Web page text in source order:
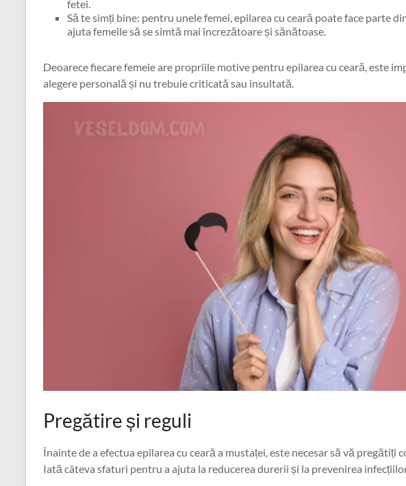
fetei.
Să te simți bine: pentru unele femei, epilarea cu ceară poate face parte
ajuta femeile să se simtă mai încrezătoare și sănătoase.
Deoarece fiecare femeie are propriile motive pentru epilarea cu ceară, este
alegere personală și nu trebuie criticată sau insultată.
Pregătire și reguli
Înainte de a efectua epilarea cu ceară a mustaței, este necesar să vă
Iată câteva sfaturi pentru a ajuta la reducerea durerii și la prevenirea